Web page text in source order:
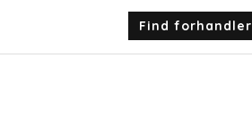
Find forhandler